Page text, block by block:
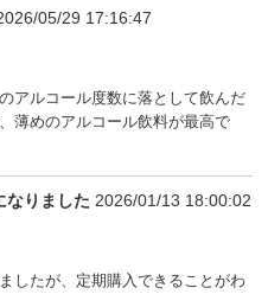
05/29 17:16:47
アルコール度数に落として飲んだ
薄めのアルコール飲料が最高で
なりました 2026/01/13 18:00:02
したが、定期購入できることがわ